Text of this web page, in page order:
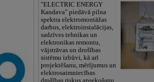
"ELECTRIC ENERGY
Kandava" piedāvā pilna
spektra elektromontāžas
darbus, elektroinstalācijas,
sadzīves tehnikas un
elektronikas remontu,
vājstrāvas un drošības
sistēmu izbūvi, kā arī
projektēšanu, mērījumus un
elektrosaimniecības
drošības riskus apsekošanu.